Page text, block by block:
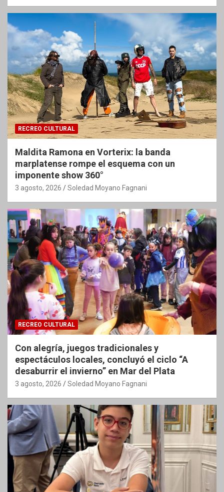
RECREO CULTURAL
Maldita Ramona en Vorterix: la banda
marplatense rompe el esquema con un
imponente show 360°
3 agosto, 2026 Soledad Moyano Fagnani
RECREO CULTURAL
Con alegría, juegos tradicionales y
espectáculos locales, concluyó el ciclo “A
desaburrir el invierno” en Mar del Plata
3 agosto, 2026 Soledad Moyano Fagnani